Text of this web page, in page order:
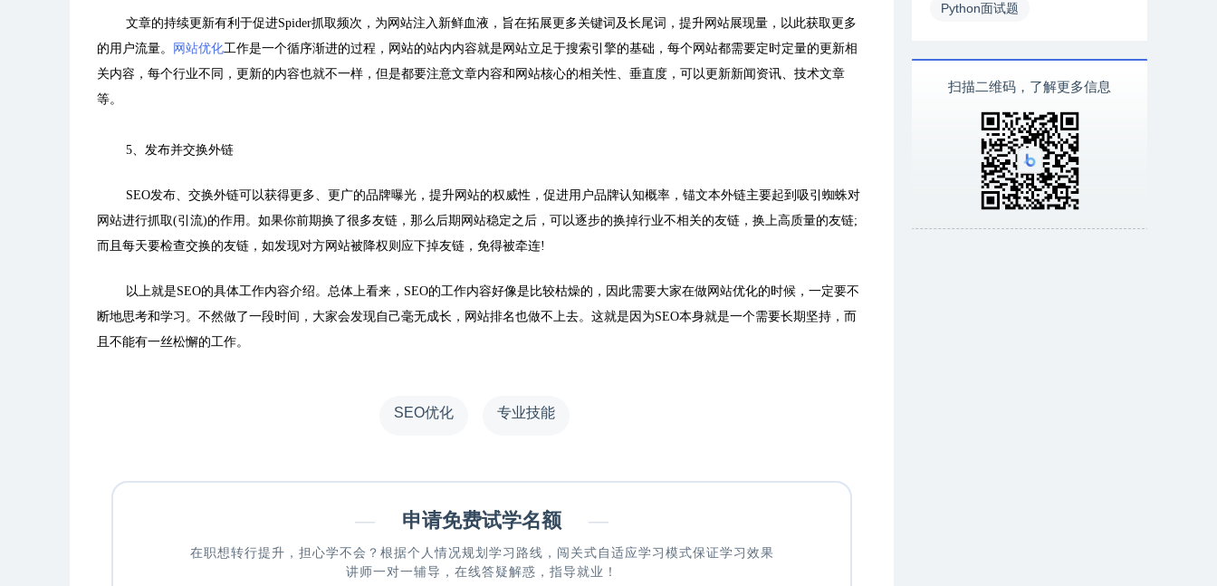
文章的持续更新有利于促进Spider抓取频次，为网站注入新鲜血液，旨在拓展更多关键词及长尾词，提升网站展现量，以此获取更多
的用户流量。
网站优化工作是一个循序渐进的过程，网站的站内内容就是网站立足于搜索引擎的基础，每个网站都需要定时定量的更新相
关内容，每个行业不同，更新的内容也就不一样，但是都要注意文章内容和网站核心的相关性、垂直度，可以更新新闻资讯、技术文章
等。
5、发布并交换外链
SEO发布、交换外链可以获得更多、更广的品牌曝光，提升网站的权威性，促进用户品牌认知概率，锚文本外链主要起到吸引蜘蛛对
网站进行抓取(引流)的作用。如果你前期换了很多友链，那么后期网站稳定之后，可以逐步的换掉行业不相关的友链，换上高质量的友链;
而且每天要检查交换的友链，如发现对方网站被降权则应下掉友链，免得被牵连!
以上就是SEO的具体工作内容介绍。总体上看来，SEO的工作内容好像是比较枯燥的，因此需要大家在做网站优化的时候，一定要不
断地思考和学习。不然做了一段时间，大家会发现自己毫无成长，网站排名也做不上去。这就是因为SEO本身就是一个需要长期坚持，而
且不能有一丝松懈的工作。
SEO优化 专业技能
— 申请免费试学名额 —
在职想转行提升，担心学不会？根据个人情况规划学习路线，闯关式自适应学习模式保证学习效果
讲师一对一辅导，在线答疑解惑，指导就业！
Python面试题
扫描二维码，了解更多信息